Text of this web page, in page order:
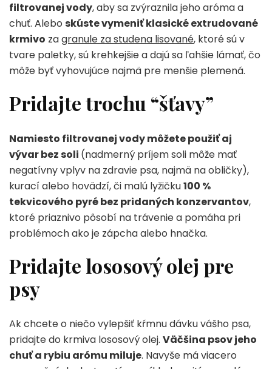
filtrovanej vody, aby sa zvýraznila jeho aróma a
chuť. Alebo skúste vymeniť klasické extrudované
krmivo zagranule za studena lisované, ktoré sú v
tvare paletky, sú krehkejšie a dajú sa ľahšie lámať, čo
môže byť vyhovujúce najmä pre menšie plemená.
Pridajte trochu “šťavy”
Namiesto filtrovanej vody môžete použiť aj
vývar bez soli (nadmerný príjem soli môže mať
negatívny vplyv na zdravie psa, najmä na obličky),
kurací alebo hovädzí, či malú lyžičku100 %
tekvicového pyré bez pridaných konzervantov,
ktoré priaznivo pôsobí na trávenie a pomáha pri
problémoch ako je zápcha alebo hnačka.
Pridajte lososový olej pre
psy
Ak chcete o niečo vylepšiť kŕmnu dávku vášho psa,
pridajte do krmiva lososový olej. Väčšina psov jeho
chuť a rybiu arómu miluje. Navyše má viacero